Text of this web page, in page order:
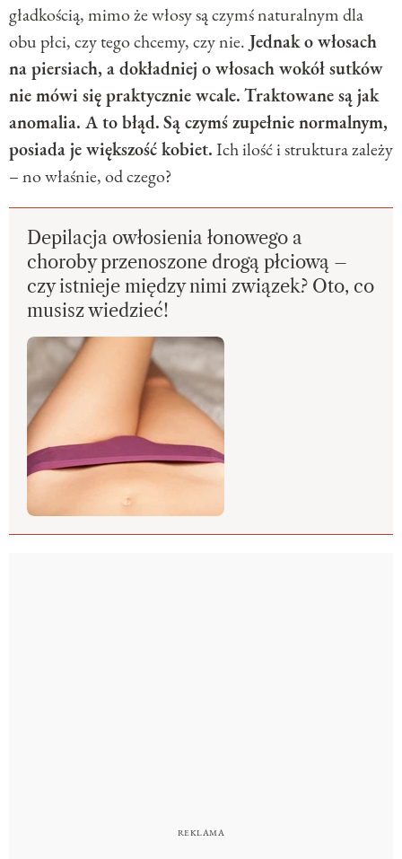
gładkością, mimo że włosy są czymś naturalnym dla
obu płci, czy tego chcemy, czy nie. Jednak o włosach
na piersiach, a dokładniej o włosach wokół sutków
nie mówi się praktycznie wcale.Traktowane są jak
anomalia. A to błąd.Są czymś zupełnie normalnym,
posiada je większość kobiet.Ich ilość i struktura zależy
– no właśnie, od czego?
Depilacja owłosienia łonowego a
choroby przenoszone drogą płciową –
czy istnieje między nimi związek? Oto, co
musisz wiedzieć!